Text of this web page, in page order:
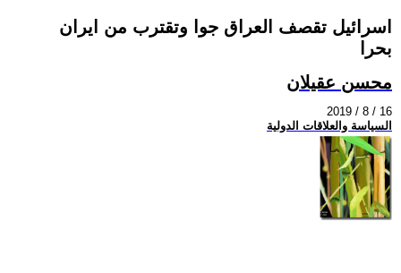
اسرائيل تقصف العراق جوا وتقترب من ايران
بحرا
محسن عقيلان
2019 / 8 / 16
السياسة والعلاقات الدولية